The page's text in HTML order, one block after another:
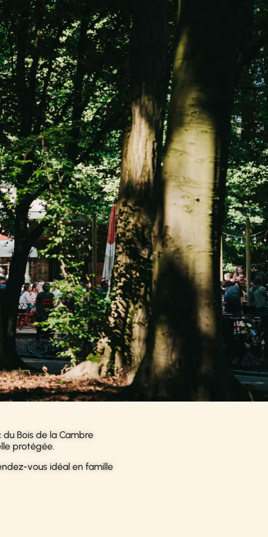
Bois de la Cambre
protégée.
vous idéal en famille